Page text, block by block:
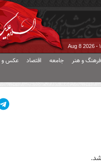
Aug 8 2026
فرهنگ و هنر جامعه اقتصاد عکس و